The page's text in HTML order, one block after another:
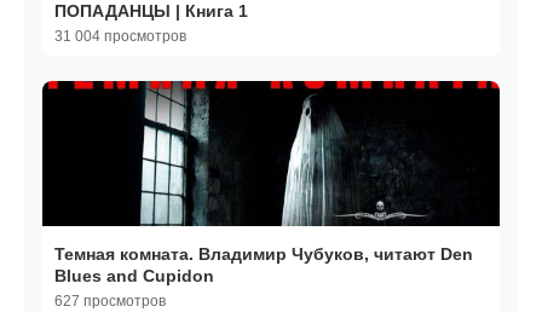
ПОПАДАНЦЫ | Книга 1
31 004 просмотров
Темная комната. Владимир Чубуков, читают Den
Blues and Cupidon
627 просмотров